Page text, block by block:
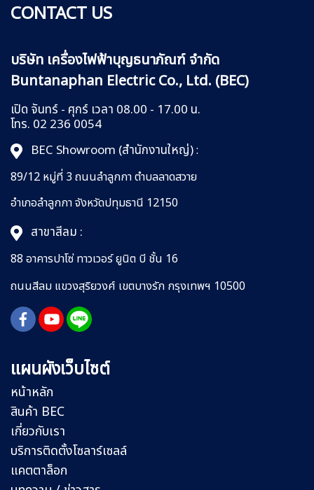
CONTACT US
บริษัท เครื่องไฟฟ้าบุญธนาภัณฑ์ จำกัด
Buntanaphan Electric Co., Ltd. (BEC)
เปิด จันทร์ - ศุกร์ เวลา 08.00 - 17.00 น.
โทร. 02 236 0054
BEC Showroom (สำนักงานใหญ่):
89/12 หมู่ที่ 3 ถนนลำลูกกาตำบลลาดสวาย
อำเภอลำลูกกาจังหวัดปทุมธานี 12150
สาขาสีลม :
88 อาคารปาโซ่ ทาวเวอร์ ยูนิต บี ชั้น 16
ถนนสีลม แขวงสุริยวงศ์ เขตบางรัก กรุงเทพฯ 10500
แผนผังเว็บไซต์
หน้าหลัก
สินค้า BEC
เกี่ยวกับเรา
บริการติดตั้งโซลาร์เซลล์
แคตตาล็อก